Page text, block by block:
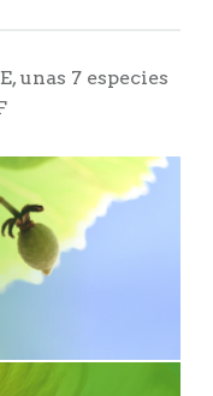
unas 7 especies